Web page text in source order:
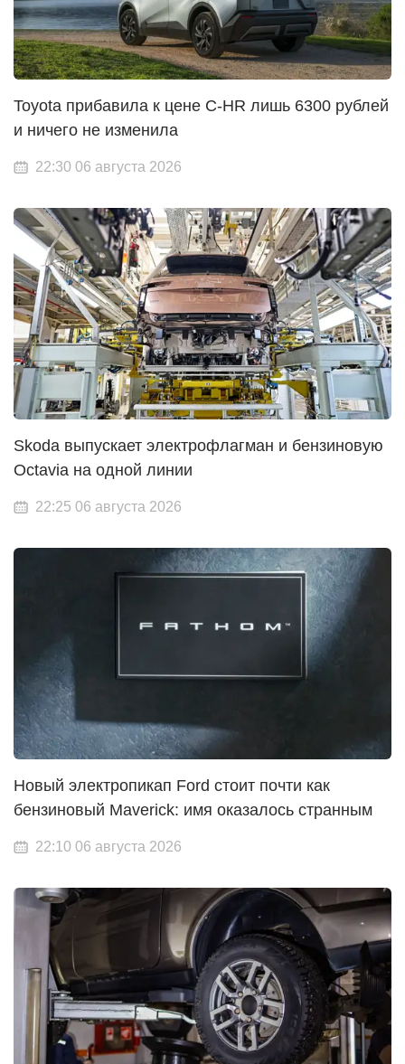
Toyota прибавила к цене C-HR лишь 6300 рублей
и ничего не изменила
22:30 06 августа 2026
Skoda выпускает электрофлагман и бензиновую
Octavia на одной линии
22:25 06 августа 2026
Новый электропикап Ford стоит почти как
бензиновый Maverick: имя оказалось странным
22:10 06 августа 2026